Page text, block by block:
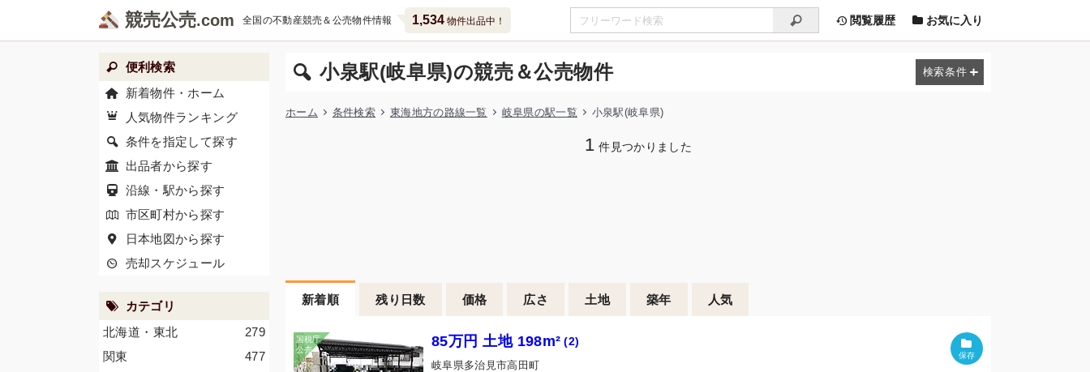
競売公売 全国の不動産競売＆公売物件情報 1,534物件出品中！ 閲覧履歴 お気に入り
小泉駅(岐阜県)の競売＆公売物件
ホーム 条件検索 東海地方の路線一覧 岐阜県の駅一覧 小泉駅(岐阜県)
1 件見つかりました
新着順 残り日数 価格 広さ 土地 築年 人気
85万円 土地 198m² (2)
岐阜県多治見市高田町
便利検索
新着物件・ホーム
人気物件ランキング
条件を指定して探す
出品者から探す
沿線・駅から探す
市区町村から探す
日本地図から探す
売却スケジュール
カテゴリ
279
北海道・東北
477
関東